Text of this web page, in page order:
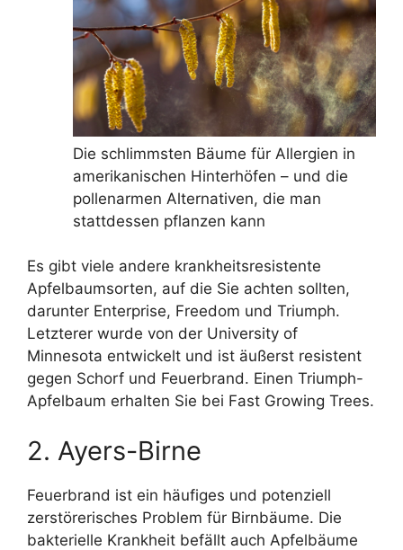
Die schlimmsten Bäume für Allergien in
amerikanischen Hinterhöfen – und die
pollenarmen Alternativen, die man
stattdessen pflanzen kann
Es gibt viele andere krankheitsresistente
Apfelbaumsorten, auf die Sie achten sollten,
darunter Enterprise, Freedom und Triumph.
Letzterer wurde von der University of
Minnesota entwickelt und ist äußerst resistent
gegen Schorf und Feuerbrand. Einen Triumph-
Apfelbaum erhalten Sie bei Fast Growing Trees.
2. Ayers-Birne
Feuerbrand ist ein häufiges und potenziell
zerstörerisches Problem für Birnbäume. Die
bakterielle Krankheit befällt auch Apfelbäume